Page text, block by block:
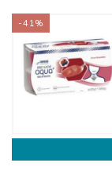
Winter
Planet Pharma
Gold Collagen
OMIKRON
-41%